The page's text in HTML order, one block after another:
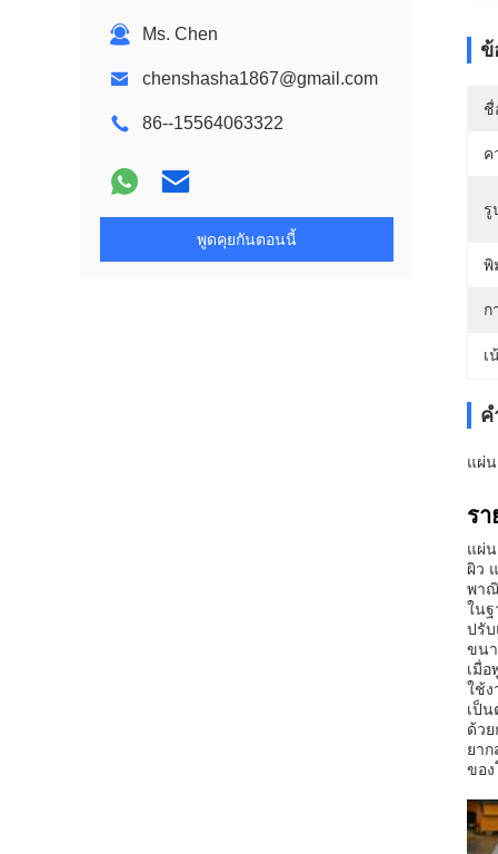
Ms. Chen
chenshasha1867@gmail.com
86--15564063322
พูดคุยกันตอนนี้
ข้
ชื่
ค
รู
พิ
ก
เ
แผ่
ร
แผ่
ผิว
พา
ในฐ
ปรับ
ขน
เมื่
ใช้
เป็
ด้ว
ยา
ของ